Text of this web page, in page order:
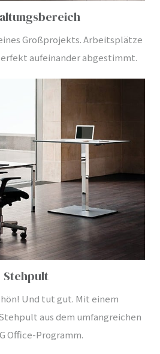
Großprojekts. Arbeitsplätze
aufeinander abgestimmt.
Stehpult
Und tut gut. Mit einem
aus dem umfangreichen
Office-Programm.